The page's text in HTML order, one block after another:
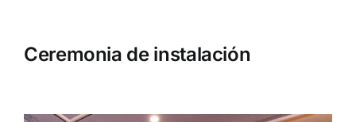
Ceremonia de instalación